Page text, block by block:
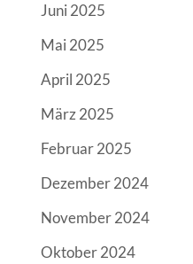
Juni 2025
Mai 2025
April 2025
März 2025
Februar 2025
Dezember 2024
November 2024
Oktober 2024